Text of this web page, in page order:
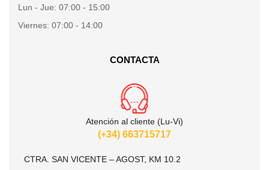
Lun - Jue: 07:00 - 15:00
Viernes: 07:00 - 14:00
CONTACTA
Atención al cliente (Lu-Vi)
(+34) 663715717
CTRA. SAN VICENTE – AGOST, KM 10.2